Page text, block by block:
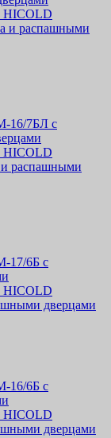
HICOLD
и распашными
HICOLD
распашными
HICOLD
дверцами
HICOLD
дверцами